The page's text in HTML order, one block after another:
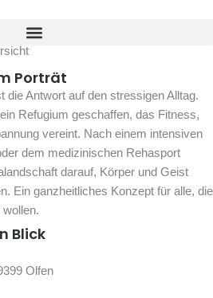
Porträt
die Antwort auf den stressigen Alltag.
Refugium geschaffen, das Fitness,
vereint. Nach einem intensiven
dem medizinischen Rehasport
darauf, Körper und Geist
Ein ganzheitliches Konzept für alle, die
Blick
Olfen